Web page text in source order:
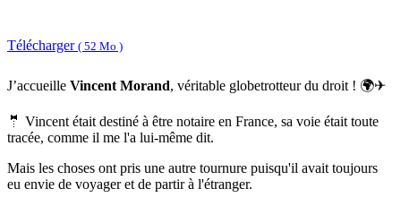
Télécharger ( 52 Mo )
J’accueille Vincent Morand, véritable globetrotteur du droit ! 🌍✈
🤵 Vincent était destiné à être notaire en France, sa voie était toute
tracée, comme il me l'a lui-même dit.
Mais les choses ont pris une autre tournure puisqu'il avait toujours
eu envie de voyager et de partir à l'étranger.